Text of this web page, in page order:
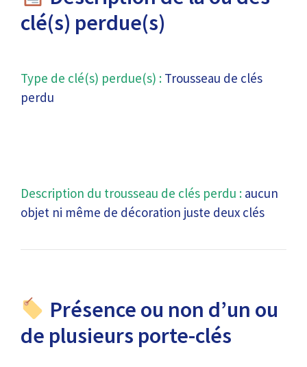
clé(s) perdue(s)
Type de clé(s) perdue(s) : Trousseau de clés
perdu
Description du trousseau de clés perdu : aucun
objet ni même de décoration juste deux clés
Présence ou non d’un ou
de plusieurs porte-clés